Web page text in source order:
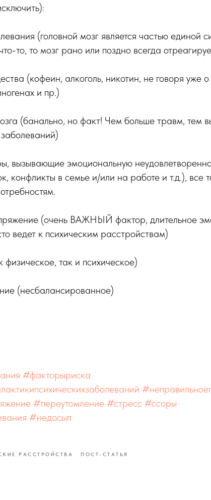
(головной мозг является частью единой
то, то мозг рано или поздно всегда
(кофеин, алкоголь, никотин, не говоря уже
и пр.)
(банально, но факт! Чем больше травм, тем
вызывающие эмоциональную
конфликты в семье и/или на работе и т.д.), все
(очень ВАЖНЫЙ фактор, длительное
ведет к психическим расстройствам)
так и психическое)
(несбалансированное)
#факторыриска
#переутомление #стресс #ссоры
#недосып
РАССТРОЙСТВА ПОСТ-СТАТЬЯ